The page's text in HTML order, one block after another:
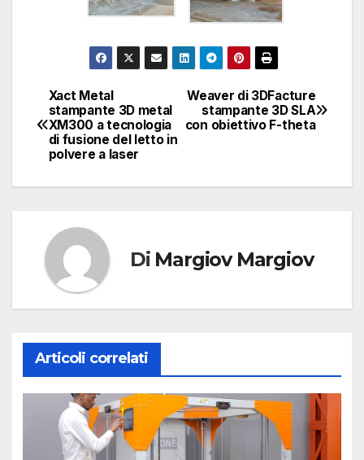
Navigazione
articoli
Weaver di 3DFacture
stampante 3D SLA
con obiettivo F-theta
Xact Metal
stampante 3D metal
XM300 a tecnologia
di fusione del letto in
polvere a laser
Di Margiov Margiov
Articoli correlati